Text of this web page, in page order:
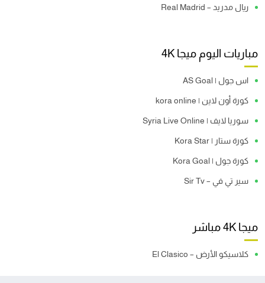
ريال مدريد – Real Madrid
مباريات اليوم ميجا 4K
اس جول | AS Goal
كورة أون لاين | kora online
سوريا لايف | Syria Live Online
كورة ستار | Kora Star
كورة جول | Kora Goal
سير تي في – Sir Tv
ميجا 4K مباشر
كلاسيكو الأرض – El Clasico